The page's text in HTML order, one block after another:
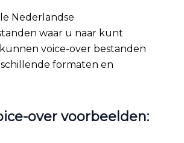
Nederlandse
waar u naar kunt
voice-over bestanden
formaten en
over voorbeelden: